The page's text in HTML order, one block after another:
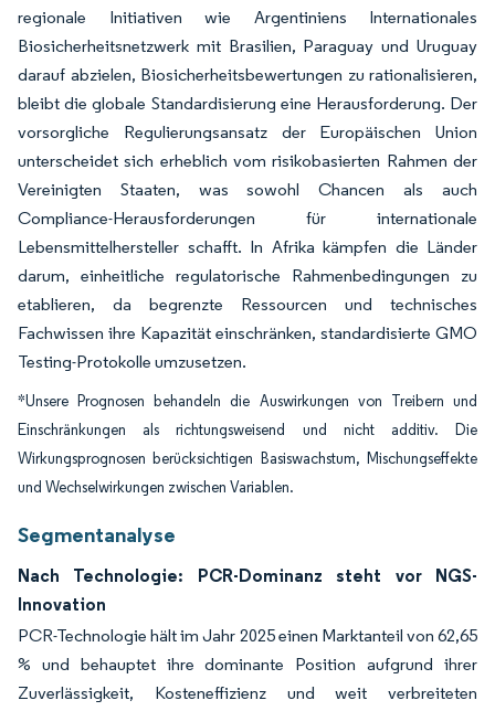
regionale Initiativen wie Argentiniens Internationales
Biosicherheitsnetzwerk mit Brasilien, Paraguay und Uruguay
darauf abzielen, Biosicherheitsbewertungen zu rationalisieren,
bleibt die globale Standardisierung eine Herausforderung. Der
vorsorgliche Regulierungsansatz der Europäischen Union
unterscheidet sich erheblich vom risikobasierten Rahmen der
Vereinigten Staaten, was sowohl Chancen als auch
Compliance-Herausforderungen für internationale
Lebensmittelhersteller schafft. In Afrika kämpfen die Länder
darum, einheitliche regulatorische Rahmenbedingungen zu
etablieren, da begrenzte Ressourcen und technisches
Fachwissen ihre Kapazität einschränken, standardisierte GMO
Testing-Protokolle umzusetzen.
*Unsere Prognosen behandeln die Auswirkungen von Treibern und
Einschränkungen als richtungsweisend und nicht additiv. Die
Wirkungsprognosen berücksichtigen Basiswachstum, Mischungseffekte
und Wechselwirkungen zwischen Variablen.
Segmentanalyse
Nach Technologie: PCR-Dominanz steht vor NGS-
Innovation
PCR-Technologie hält im Jahr 2025 einen Marktanteil von 62,65
% und behauptet ihre dominante Position aufgrund ihrer
Zuverlässigkeit, Kosteneffizienz und weit verbreiteten